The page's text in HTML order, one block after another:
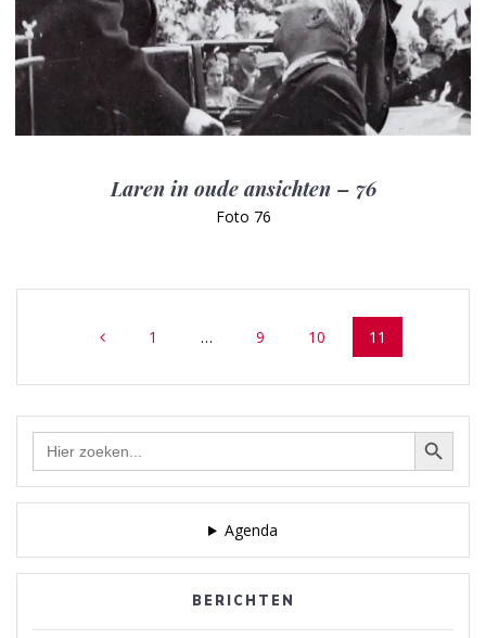
Laren in oude ansichten – 76
Foto 76
navigationPage
1 … Page
9 Page
10 Page
11
Zoek Zoekknop
Agenda
BERICHTEN